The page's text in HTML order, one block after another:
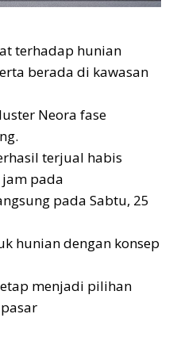
terhadap hunian
berada di kawasan
Neora fase
terjual habis
pada
pada Sabtu, 25
hunian dengan konsep
menjadi pilihan